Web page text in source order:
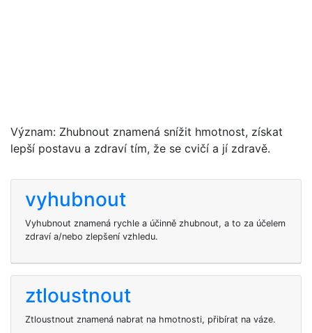
Význam: Zhubnout znamená snížit hmotnost, získat
lepší postavu a zdraví tím, že se cvičí a jí zdravě.
vyhubnout
Vyhubnout znamená rychle a účinně zhubnout, a to za účelem
zdraví a/nebo zlepšení vzhledu.
ztloustnout
Ztloustnout znamená nabrat na hmotnosti, přibírat na váze.